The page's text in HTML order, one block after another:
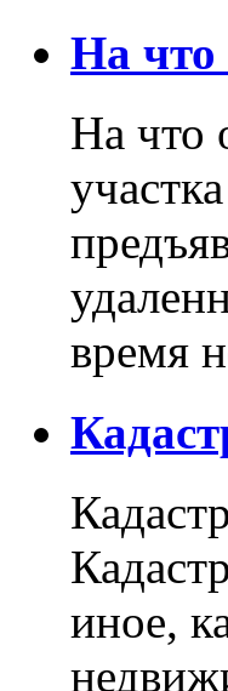
На
На что
время
иное,